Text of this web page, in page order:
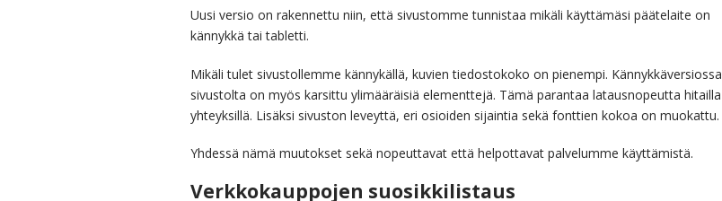
Uusi versio on rakennettu niin, että sivustomme tunnistaa mikäli käyttämäsi päätelaite on
kännykkä tai tabletti.
Mikäli tulet sivustollemme kännykällä, kuvien tiedostokoko on pienempi. Kännykkäversiossa
sivustolta on myös karsittu ylimääräisiä elementtejä. Tämä parantaa latausnopeutta hitailla
yhteyksillä. Lisäksi sivuston leveyttä, eri osioiden sijaintia sekä fonttien kokoa on muokattu.
Yhdessä nämä muutokset sekä nopeuttavat että helpottavat palvelumme käyttämistä.
Verkkokauppojen suosikkilistaus